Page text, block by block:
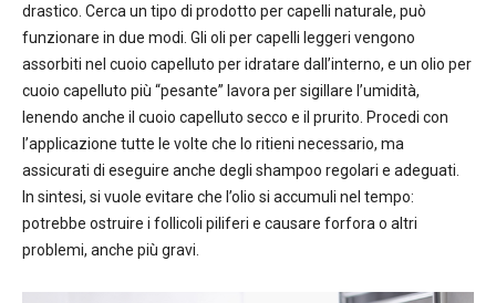
drastico. Cerca un tipo di prodotto per capelli naturale, può
funzionare in due modi. Gli oli per capelli leggeri vengono
assorbiti nel cuoio capelluto per idratare dall’interno, e un olio per
cuoio capelluto più “pesante” lavora per sigillare l’umidità,
lenendo anche il cuoio capelluto secco e il prurito. Procedi con
l’applicazione tutte le volte che lo ritieni necessario, ma
assicurati di eseguire anche degli shampoo regolari e adeguati.
In sintesi, si vuole evitare che l’olio si accumuli nel tempo:
potrebbe ostruire i follicoli piliferi e causare forfora o altri
problemi, anche più gravi.